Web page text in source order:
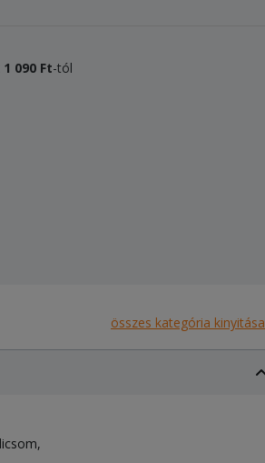
1 090 Ft-tól
összes kategória kinyitása